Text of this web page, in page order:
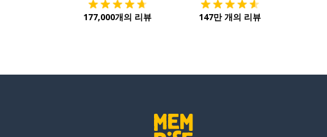
177,000개의 리뷰 147만 개의 리뷰